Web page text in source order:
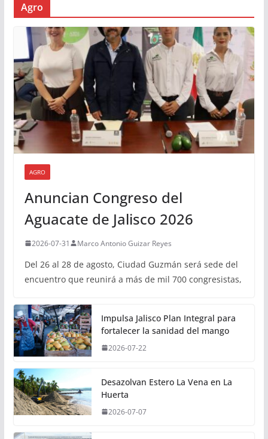
Agro
AGRO
Anuncian Congreso del
Aguacate de Jalisco 2026
2026-07-31 Marco Antonio Guizar Reyes
Del 26 al 28 de agosto, Ciudad Guzmán será sede del
encuentro que reunirá a más de mil 700 congresistas,
Impulsa Jalisco Plan Integral para
fortalecer la sanidad del mango
2026-07-22
Desazolvan Estero La Vena en La
Huerta
2026-07-07